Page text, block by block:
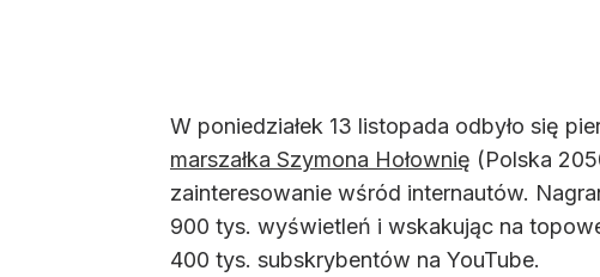
W poniedziałek 13 listopada odbyło się
marszałka Szymona Hołownię (Polska
zainteresowanie wśród internautów.
900 tys. wyświetleń i wskakując na
400 tys. subskrybentów na YouTube.